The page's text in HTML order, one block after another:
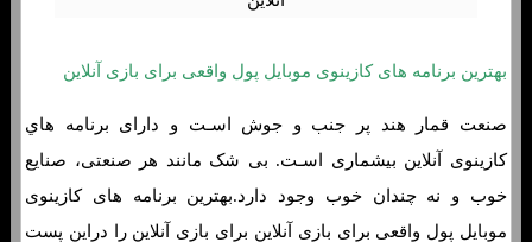
بهترین برنامه های کازینوی موبایل پول واقعی برای بازی آنلاین
صنعت قمار هند پر جنب و جوش اسـت و دارای برنامه هاي‌
کازینوی آنلاین بیشماری اسـت. بی شک مانند هر صنعتی، صنایع
خوب و نه چندان خوب وجود دارد.بهترین برنامه های کازینوی
موبایل پول واقعی برای بازی آنلاین برای بازی آنلاین را دراین پست